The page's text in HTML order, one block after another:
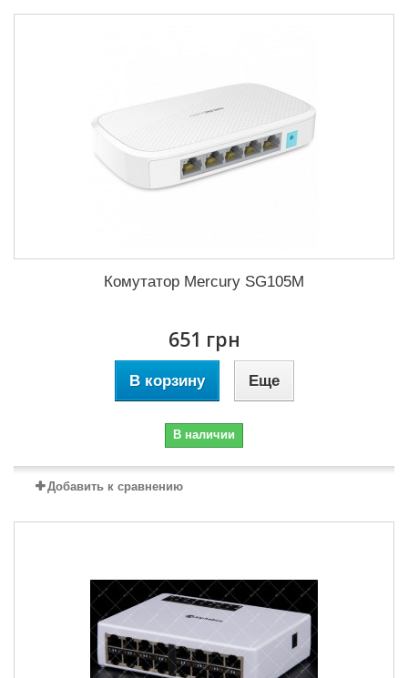
Комутатор Mercury SG105M
651 грн
В корзину Еще
В наличии
Добавить к сравнению